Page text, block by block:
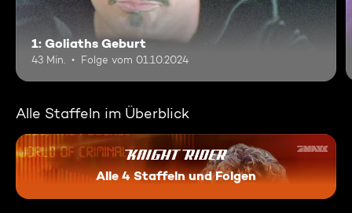
1: Goliaths Geburt
43 Min. Folge vom 01.10.2024
Alle Staffeln im Überblick
Alle 4 Staffeln und Folgen